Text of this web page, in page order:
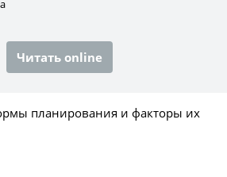
Читать online
планирования и факторы их